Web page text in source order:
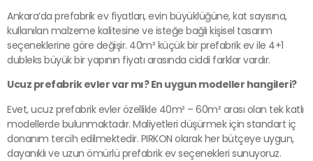
Ankara’da prefabrik ev fiyatları, evin büyüklüğüne, kat sayısına,
kullanılan malzeme kalitesine ve isteğe bağlı kişisel tasarım
seçeneklerine göre değişir. 40m² küçük bir prefabrik ev ile 4+1
dubleks büyük bir yapının fiyatı arasında ciddi farklar vardır.
Ucuz prefabrik evler var mı? En uygun modeller hangileri?
Evet, ucuz prefabrik evler özellikle 40m² – 60m² arası olan tek katlı
modellerde bulunmaktadır. Maliyetleri düşürmek için standart iç
donanım tercih edilmektedir. PIRKON olarak her bütçeye uygun,
dayanıklı ve uzun ömürlü prefabrik ev seçenekleri sunuyoruz.